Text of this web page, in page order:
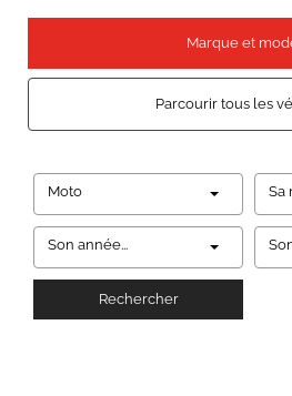
Marque et
Parcourir tous les
Moto Sa
Son année...
Rechercher